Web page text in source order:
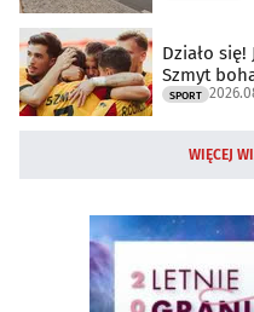
Działo
Szmyt
SPORT
WIĘCEJ